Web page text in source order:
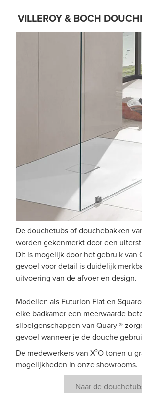
VILLEROY & BOCH
De douchetubs of douchebakken
worden gekenmerkt door een
Dit is mogelijk door het gebruik van
gevoel voor detail is duidelijk
uitvoering van de afvoer en design.
Modellen als Futurion Flat en
elke badkamer een meerwaarde
slipeigenschappen van Quaryl®
gevoel wanneer je de douche
De medewerkers van X²O tonen u
mogelijkheden in onze showrooms.
Naar de